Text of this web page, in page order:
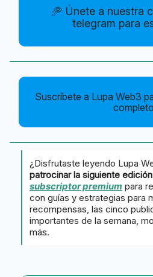
🥏 Únete a nuestra
telegram para
Suscríbete a Lupa Web3
¿Disfrutaste leyendo Lupa
patrocinar la siguiente
subscriptor premium para
con guías y estrategias para
recompensas, las cinco
importantes de la semana,
más.